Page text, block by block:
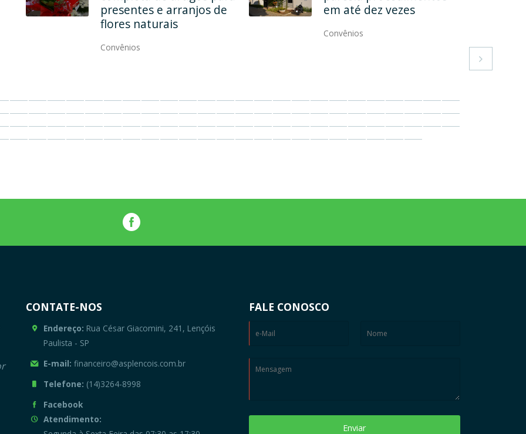
qualidade, elegância e
modernidade
Convênios
convênio
Convênios

CONTATE-NOS
Endereço: Rua César Giacomini, 241, Lençóis
Paulista - SP
E-mail: financeiro@asplencois.com.br
Telefone: (14)3264-8998
Facebook
Atendimento:
FALE CONOSCO
Enviar